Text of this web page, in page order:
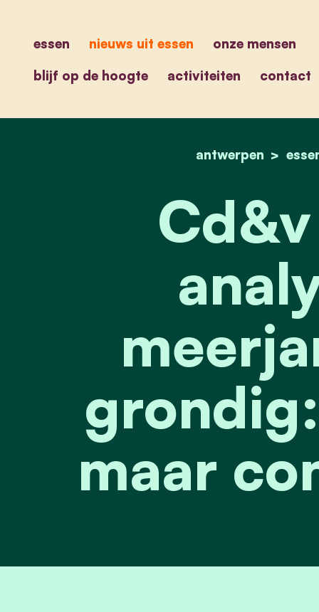
essen nieuws uit essen
onze mensen
blijf op de hoogte
activiteiten contact
antwerpen
Cd&v
maar